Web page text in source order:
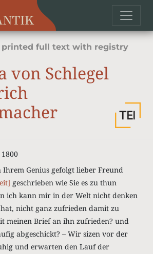
printed full text with registry
von Schlegel
Ihrem Genius gefolgt lieber Freund
geschrieben wie Sie es zu thun
ich kann mir in der Welt nicht denken
nicht ganz zufrieden damit zu
meinen Brief an ihn zufrieden? und
abgeschickt? – Wir sizen vor der
und erwarten den Lauf der